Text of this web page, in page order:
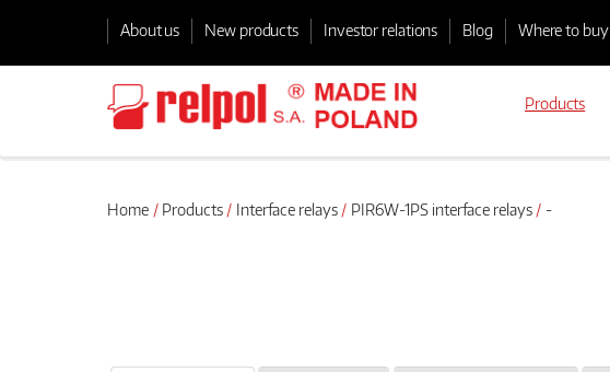
About us New products Investor relations Blog Where to buy
Products
Home Products Interface relays PIR6W-1PS interface relays -